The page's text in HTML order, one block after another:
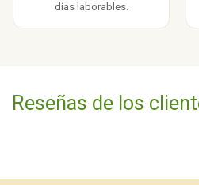
días laborables.
Reseñas de los